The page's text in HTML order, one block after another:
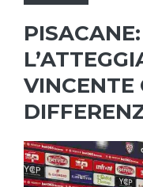
PISACANE:
VINCENTE